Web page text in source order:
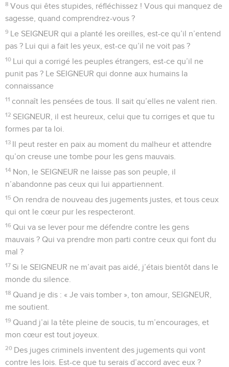
8 Vous qui êtes stupides, réfléchissez ! Vous qui manquez de
sagesse, quand comprendrez-vous ?
9 Le SEIGNEUR qui a planté les oreilles, est-ce qu’il n’entend
pas ? Lui qui a fait les yeux, est-ce qu’il ne voit pas ?
10 Lui qui a corrigé les peuples étrangers, est-ce qu’il ne
punit pas ? Le SEIGNEUR qui donne aux humains la
connaissance
11 connaît les pensées de tous. Il sait qu’elles ne valent rien.
12 SEIGNEUR, il est heureux, celui que tu corriges et que tu
formes par ta loi.
13 Il peut rester en paix au moment du malheur et attendre
qu’on creuse une tombe pour les gens mauvais.
14 Non, le SEIGNEUR ne laisse pas son peuple, il
n’abandonne pas ceux qui lui appartiennent.
15 On rendra de nouveau des jugements justes, et tous ceux
qui ont le cœur pur les respecteront.
16 Qui va se lever pour me défendre contre les gens
mauvais ? Qui va prendre mon parti contre ceux qui font du
mal ?
17 Si le SEIGNEUR ne m’avait pas aidé, j’étais bientôt dans le
monde du silence.
18 Quand je dis : « Je vais tomber », ton amour, SEIGNEUR,
me soutient.
19 Quand j’ai la tête pleine de soucis, tu m’encourages, et
mon cœur est tout joyeux.
20 Des juges criminels inventent des jugements qui vont
contre les lois. Est-ce que tu serais d’accord avec eux ?